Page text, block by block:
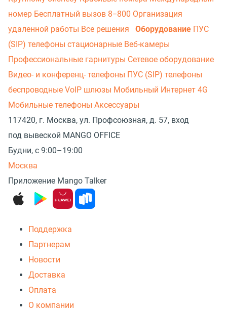
номер Бесплатный вызов 8−800 Организация
удаленной работы Все решения Оборудование ПУС
(SIP) телефоны стационарные Веб-камеры
Профессиональные гарнитуры Сетевое оборудование
Видео- и конференц- телефоны ПУС (SIP) телефоны
беспроводные VoIP шлюзы Мобильный Интернет 4G
Мобильные телефоны Аксессуары
117420, г. Москва, ул. Профсоюзная, д. 57, вход
под вывеской MANGO OFFICE
Будни, с 9:00–19:00
Москва
Приложение Mango Talker
Поддержка
Партнерам
Новости
Доставка
Оплата
О компании